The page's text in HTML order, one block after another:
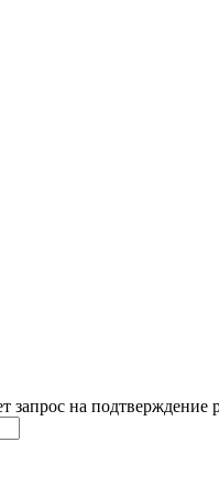
на подтверждение